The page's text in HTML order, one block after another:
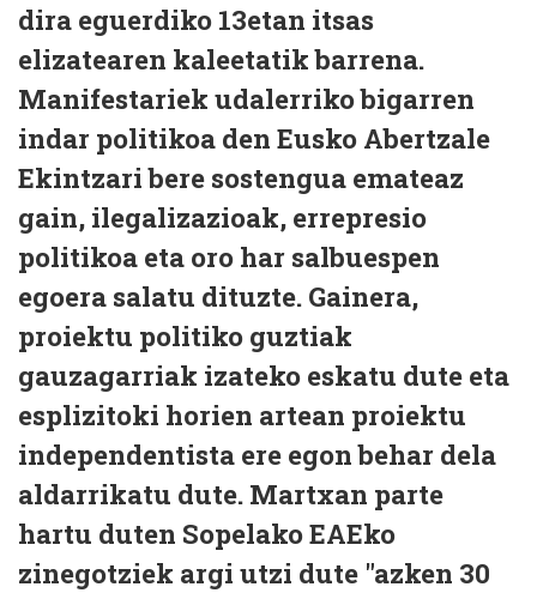
dira eguerdiko 13etan itsas
elizatearen kaleetatik barrena.
Manifestariek udalerriko bigarren
indar politikoa den Eusko Abertzale
Ekintzari bere sostengua emateaz
gain, ilegalizazioak, errepresio
politikoa eta oro har salbuespen
egoera salatu dituzte. Gainera,
proiektu politiko guztiak
gauzagarriak izateko eskatu dute eta
esplizitoki horien artean proiektu
independentista ere egon behar dela
aldarrikatu dute. Martxan parte
hartu duten Sopelako EAEko
zinegotziek argi utzi dute "azken 30